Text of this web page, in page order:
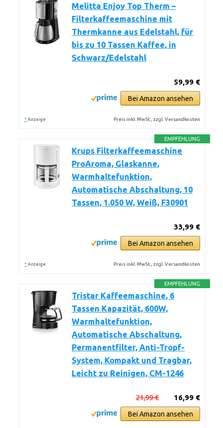
Melitta Enjoy Top Therm –
Filterkaffeemaschine mit
Thermkanne aus Edelstahl, für
bis zu 10 Tassen Kaffee, in
Schwarz/Edelstahl
59,99 €
Bei Amazon ansehen
* Anzeige Preis inkl. MwSt., zzgl. Versandkosten
EMPFEHLUNG
Krups Filterkaffeemaschine
ProAroma, Glaskanne,
Warmhaltefunktion,
Automatische Abschaltung, 10
Tassen, 1.050 W, Weiß, F30901
33,99 €
Bei Amazon ansehen
* Anzeige Preis inkl. MwSt., zzgl. Versandkosten
EMPFEHLUNG
Tristar Kaffeemaschine, 6
Tassen Kapazität, 600W,
Warmhaltefunktion,
Automatische Abschaltung,
Permanentfilter, Anti-Tropf-
System, Kompakt und Tragbar,
Leicht zu Reinigen, CM-1246
16,99 €
21,99 €
Bei Amazon ansehen